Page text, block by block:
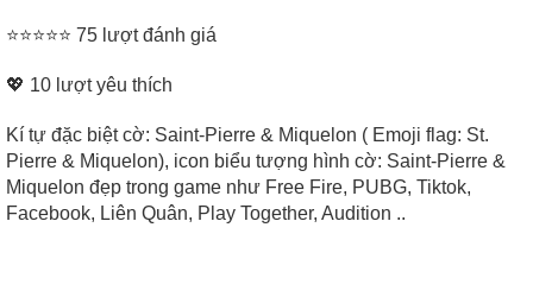
⭐⭐⭐⭐⭐ 75 lượt đánh giá
💖 10 lượt yêu thích
Kí tự đặc biệt cờ: Saint-Pierre & Miquelon ( Emoji flag: St.
Pierre & Miquelon), icon biểu tượng hình cờ: Saint-Pierre &
Miquelon đẹp trong game như Free Fire, PUBG, Tiktok,
Facebook, Liên Quân, Play Together, Audition ..